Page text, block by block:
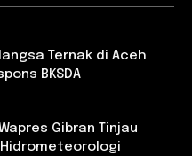
Ternak di Aceh
BKSDA
Gibran Tinjau
Hidrometeorologi